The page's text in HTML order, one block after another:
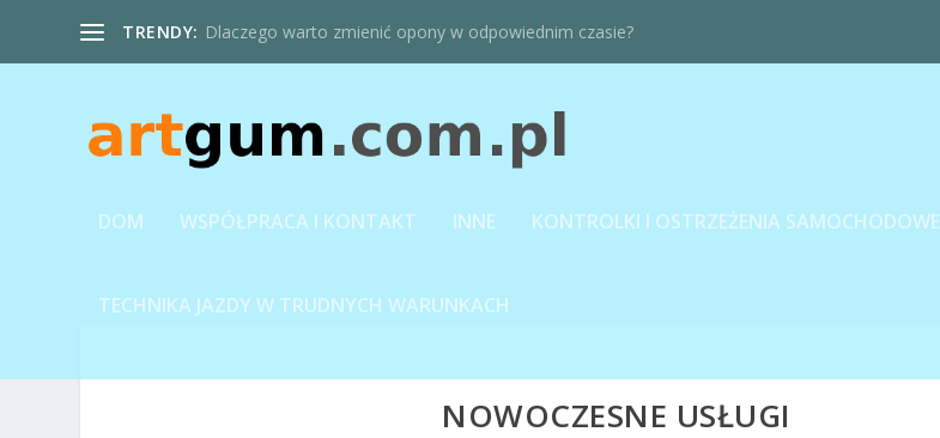
TRENDY: Dlaczego warto zmienić opony w odpowiednim czasie?
DOM WSPÓŁPRACA I KONTAKT INNE KONTROLKI I OSTRZEŻENIA SAMOCHODOWE
TECHNIKA JAZDY W TRUDNYCH WARUNKACH
NOWOCZESNE USŁUGI